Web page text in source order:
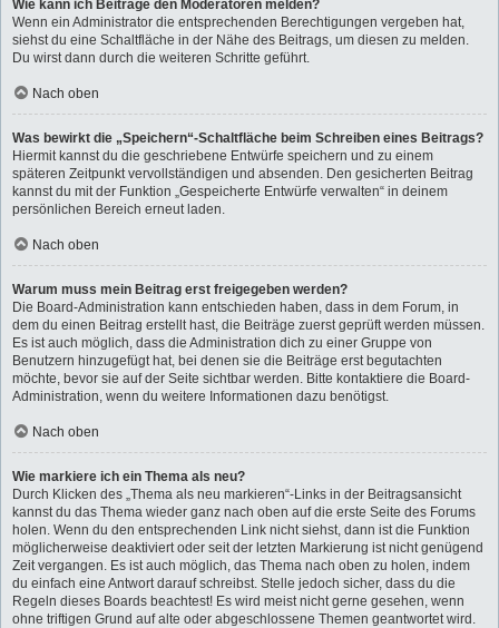
Wie kann ich Beiträge den Moderatoren melden?
Wenn ein Administrator die entsprechenden Berechtigungen vergeben hat,
siehst du eine Schaltfläche in der Nähe des Beitrags, um diesen zu melden.
Du wirst dann durch die weiteren Schritte geführt.
Nach oben
Was bewirkt die „Speichern“-Schaltfläche beim Schreiben eines Beitrags?
Hiermit kannst du die geschriebene Entwürfe speichern und zu einem
späteren Zeitpunkt vervollständigen und absenden. Den gesicherten Beitrag
kannst du mit der Funktion „Gespeicherte Entwürfe verwalten“ in deinem
persönlichen Bereich erneut laden.
Nach oben
Warum muss mein Beitrag erst freigegeben werden?
Die Board-Administration kann entschieden haben, dass in dem Forum, in
dem du einen Beitrag erstellt hast, die Beiträge zuerst geprüft werden müssen.
Es ist auch möglich, dass die Administration dich zu einer Gruppe von
Benutzern hinzugefügt hat, bei denen sie die Beiträge erst begutachten
möchte, bevor sie auf der Seite sichtbar werden. Bitte kontaktiere die Board-
Administration, wenn du weitere Informationen dazu benötigst.
Nach oben
Wie markiere ich ein Thema als neu?
Durch Klicken des „Thema als neu markieren“-Links in der Beitragsansicht
kannst du das Thema wieder ganz nach oben auf die erste Seite des Forums
holen. Wenn du den entsprechenden Link nicht siehst, dann ist die Funktion
möglicherweise deaktiviert oder seit der letzten Markierung ist nicht genügend
Zeit vergangen. Es ist auch möglich, das Thema nach oben zu holen, indem
du einfach eine Antwort darauf schreibst. Stelle jedoch sicher, dass du die
Regeln dieses Boards beachtest! Es wird meist nicht gerne gesehen, wenn
ohne triftigen Grund auf alte oder abgeschlossene Themen geantwortet wird.